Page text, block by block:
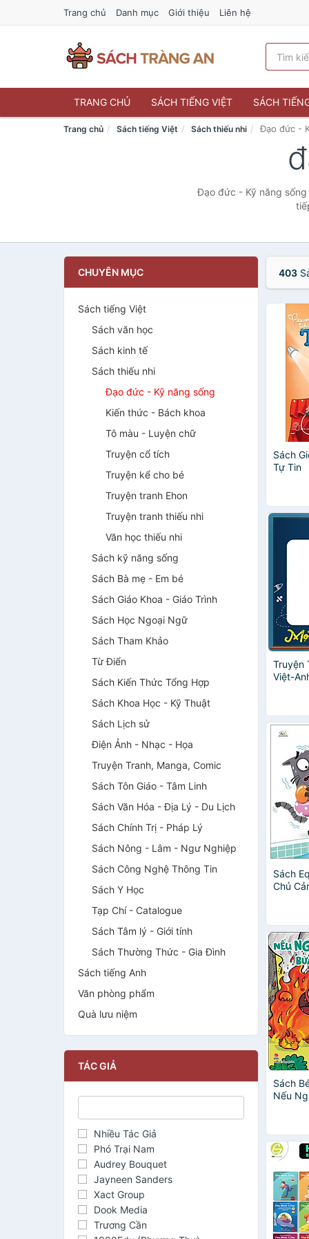
Trang chủ Danh mục Giới thiệu Liên hệ
TRANG CHỦ SÁCH TIẾNG VIỆT SÁCH
Trang chủ Sách tiếng Việt Sách thiếu nhi Đạo đức -
Đạo đức - Kỹ năng
CHUYÊN MỤC
Sách tiếng Việt
Sách văn học
Sách kinh tế
Sách thiếu nhi
Đạo đức - Kỹ năng sống
Kiến thức - Bách khoa
Tô màu - Luyện chữ
Truyện cổ tích
Truyện kể cho bé
Truyện tranh Ehon
Truyện tranh thiếu nhi
Văn học thiếu nhi
Sách kỹ năng sống
Sách Bà mẹ - Em bé
Sách Giáo Khoa - Giáo Trình
Sách Học Ngoại Ngữ
Sách Tham Khảo
Từ Điển
Sách Kiến Thức Tổng Hợp
Sách Khoa Học - Kỹ Thuật
Sách Lịch sử
Điện Ảnh - Nhạc - Họa
Truyện Tranh, Manga, Comic
Sách Tôn Giáo - Tâm Linh
Sách Văn Hóa - Địa Lý - Du Lịch
Sách Chính Trị - Pháp Lý
Sách Nông - Lâm - Ngư Nghiệp
Sách Công Nghệ Thông Tin
Sách Y Học
Tạp Chí - Catalogue
Sách Tâm lý - Giới tính
Sách Thường Thức - Gia Đình
Sách tiếng Anh
Văn phòng phẩm
Quà lưu niệm
TÁC GIẢ
Nhiều Tác Giả
Phó Trại Nam
Audrey Bouquet
Jayneen Sanders
Xact Group
Dook Media
Trương Cần
403
Sách
Tự Tin
Truyện
Việt-
Học
Sách
Chủ
Sách
Nếu